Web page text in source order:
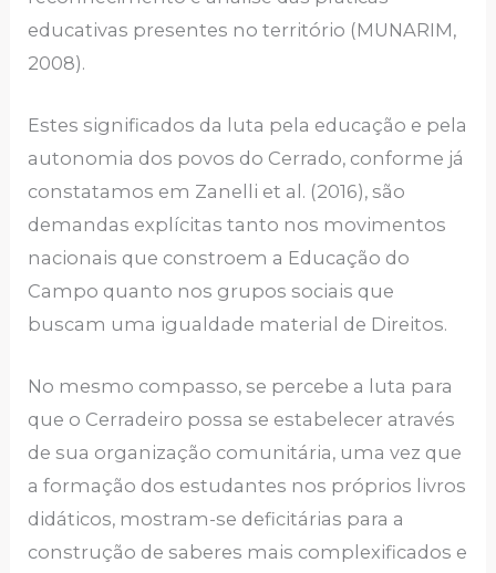
educativas presentes no território (MUNARIM,
2008).
Estes significados da luta pela educação e pela
autonomia dos povos do Cerrado, conforme já
constatamos em Zanelli et al. (2016), são
demandas explícitas tanto nos movimentos
nacionais que constroem a Educação do
Campo quanto nos grupos sociais que
buscam uma igualdade material de Direitos.
No mesmo compasso, se percebe a luta para
que o Cerradeiro possa se estabelecer através
de sua organização comunitária, uma vez que
a formação dos estudantes nos próprios livros
didáticos, mostram-se deficitárias para a
construção de saberes mais complexificados e